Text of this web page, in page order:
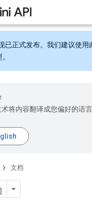
已正式发布。我们建议使用
术将内容翻译成您偏好的语
文档